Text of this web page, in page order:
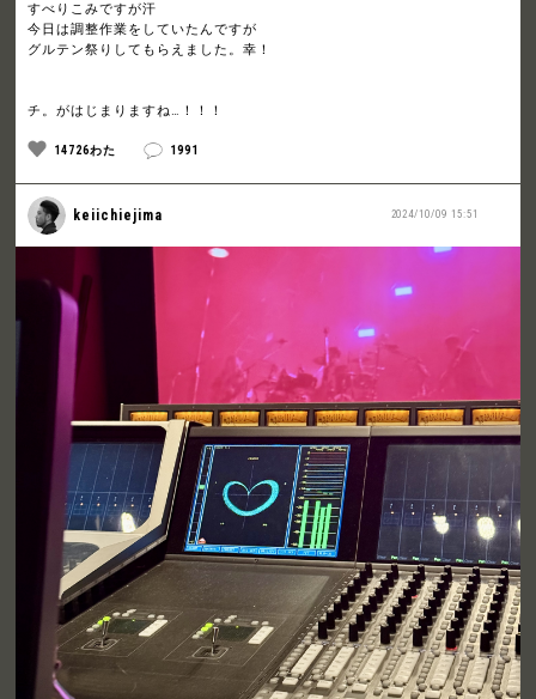
すべりこみですが汗
今日は調整作業をしていたんですが
グルテン祭りしてもらえました。幸！
チ。がはじまりますね…！！！
14726わた 1991
2024/10/09 15:51
keiichiejima